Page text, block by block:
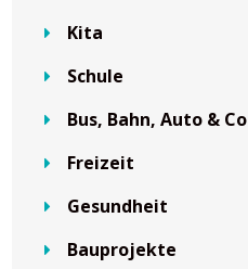
Kita
Schule
Bus, Bahn, Auto & Co
Freizeit
Gesundheit
Bauprojekte